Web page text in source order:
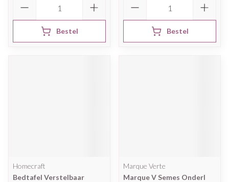
Bestel Bestel
Homecraft
Bedtafel Verstelbaar
Marque Verte
Marque V Semes Onderl